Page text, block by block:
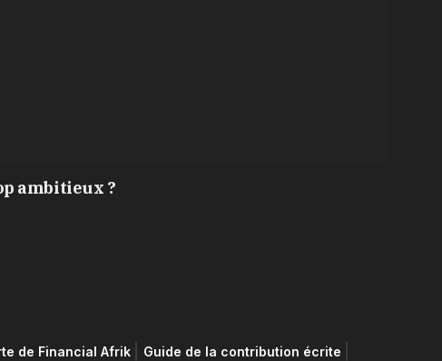
ambitieux ?
de Financial Afrik Guide de la contribution écrite